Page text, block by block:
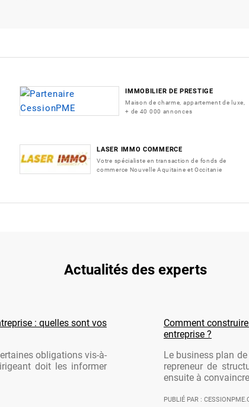
IMMOBILIER DE PRESTIGE
Maison de charme, appartement de luxe,
+ de 40 000 annonces
LASER IMMO COMMERCE
Votre spécialiste en transaction de fonds de
commerce Nouvelle Aquitaine et Occitanie
Actualités des experts
: quelles sont vos
obligations vis-à-
doit les informer
Comment
entreprise ?
Le business plan
repreneur de
ensuite à
PUBLIÉ PAR :